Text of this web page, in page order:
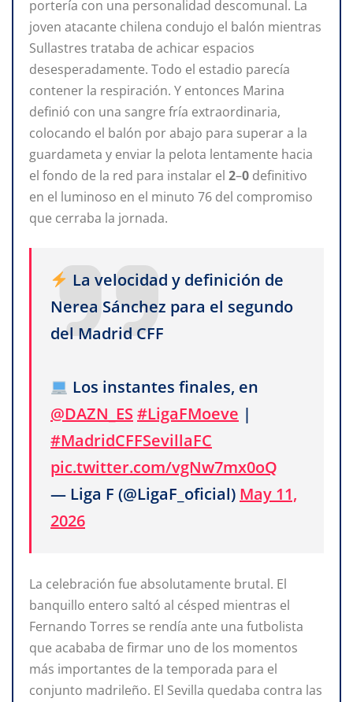
portería con una personalidad descomunal. La
joven atacante chilena condujo el balón mientras
Sullastres trataba de achicar espacios
desesperadamente. Todo el estadio parecía
contener la respiración. Y entonces Marina
definió con una sangre fría extraordinaria,
colocando el balón por abajo para superar a la
guardameta y enviar la pelota lentamente hacia
el fondo de la red para instalar el 2–0 definitivo
en el luminoso en el minuto 76 del compromiso
que cerraba la jornada.
La velocidad y definición de
Nerea Sánchez para el segundo
del Madrid CFF
Los instantes finales, en
@DAZN_ES #LigaFMoeve |
#MadridCFFSevillaFC
pic.twitter.com/vgNw7mx0oQ
— Liga F (@LigaF_oficial) May 11,
2026
La celebración fue absolutamente brutal. El
banquillo entero saltó al césped mientras el
Fernando Torres se rendía ante una futbolista
que acababa de firmar uno de los momentos
más importantes de la temporada para el
conjunto madrileño. El Sevilla quedaba contra las